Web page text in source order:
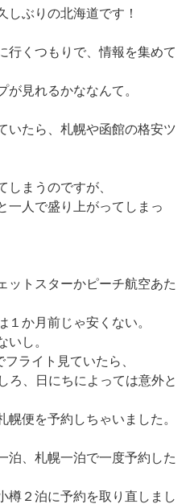
しぶりの北海道です！
行くつもりで、情報を集めて
が見れるかななんて。
いたら、札幌や函館の格安ツ
しまうのですが、
一人で盛り上がってしまっ
ットスターかピーチ航空あた
１か月前じゃ安くない。
いし。
ライト見ていたら、
ろ、日にちによっては意外と
幌便を予約しちゃいました。
泊、札幌一泊で一度予約した
樽２泊に予約を取り直しまし